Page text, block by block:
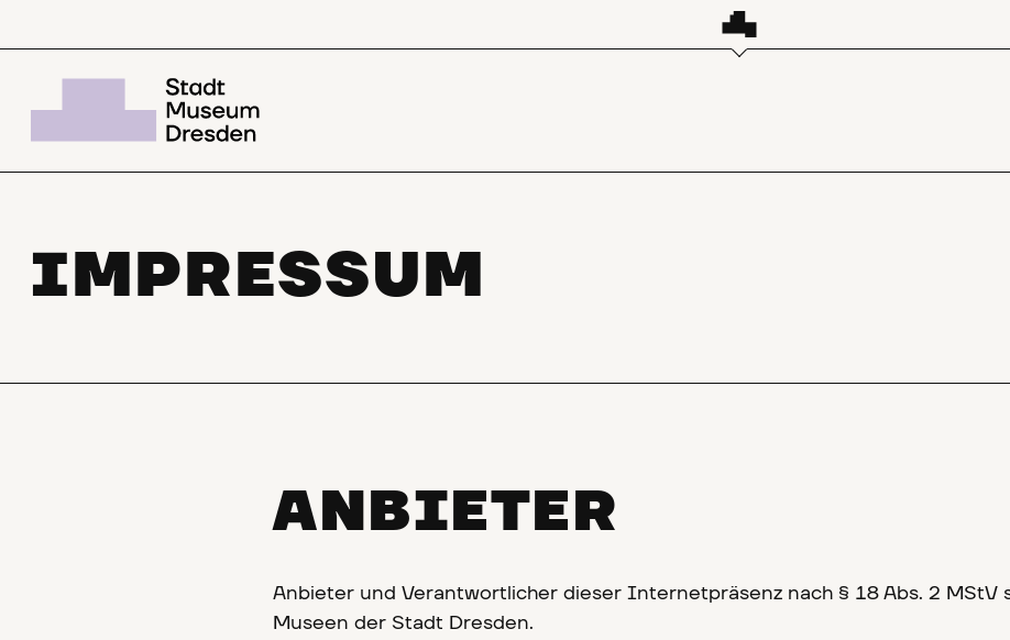
IMPRESSUM
ANBIETER
Anbieter und Verantwortlicher dieser Internetpräsenz nach § 18 Abs. 2 MStV
Museen der Stadt Dresden.